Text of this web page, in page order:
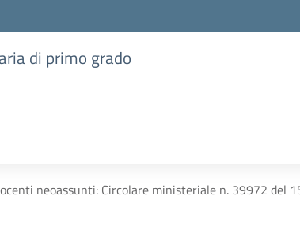
di primo grado
neoassunti: Circolare ministeriale n. 39972 del